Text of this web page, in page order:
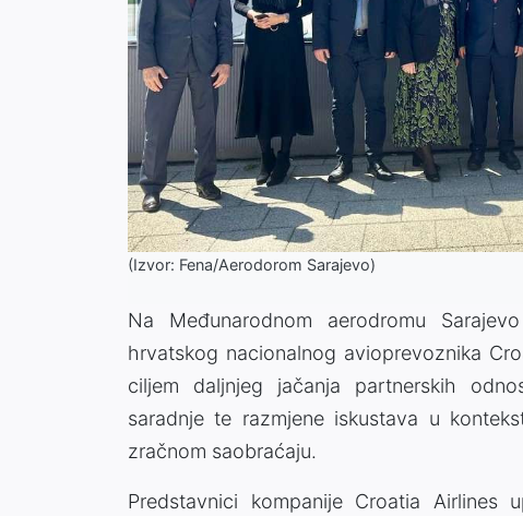
(Izvor: Fena/Aerodorom Sarajevo)
Na Međunarodnom aerodromu
hrvatskog nacionalnog avioprevoznika
ciljem daljnjeg jačanja partnerskih
saradnje te razmjene iskustava u
zračnom saobraćaju.
Predstavnici kompanije Croatia Airlines